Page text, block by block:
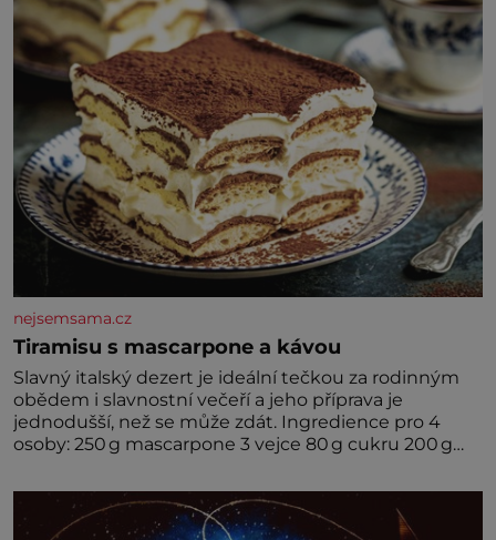
nejsemsama.cz
Tiramisu s mascarpone a kávou
Slavný italský dezert je ideální tečkou za rodinným
obědem i slavnostní večeří a jeho příprava je
jednodušší, než se může zdát. Ingredience pro 4
osoby: 250 g mascarpone 3 vejce 80 g cukru 200 g
amaretta kakao na posypání Postup: Oddělte
žloutky od bílků. Žloutky vyšlehejte s cukrem do
světlé pěny a postupně do nich vmíchejte